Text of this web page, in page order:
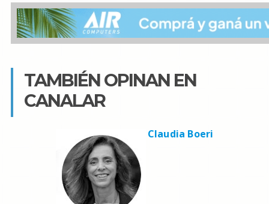
TAMBIÉN OPINAN EN
CANALAR
Claudia Boeri